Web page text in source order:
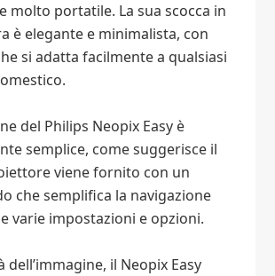
molto portatile. La sua scocca in
è elegante e minimalista, con
si adatta facilmente a qualsiasi
del Philips Neopix Easy è
semplice, come suggerisce il
viene fornito con un
che semplifica la navigazione
varie impostazioni e opzioni.
dell’immagine, il Neopix Easy